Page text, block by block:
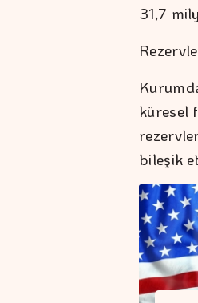
31,7
küresel
bileşik